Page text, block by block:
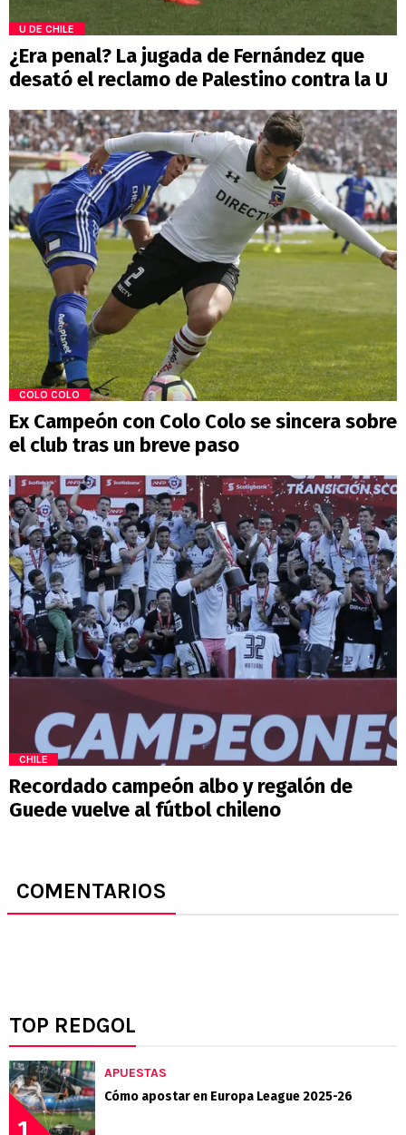
U DE CHILE
¿Era penal? La jugada de Fernández que
desató el reclamo de Palestino contra la U
COLO COLO
Ex Campeón con Colo Colo se sincera sobre
el club tras un breve paso
CHILE
Recordado campeón albo y regalón de
Guede vuelve al fútbol chileno
COMENTARIOS
TOP REDGOL
1
APUESTAS
Cómo apostar en Europa League 2025-26